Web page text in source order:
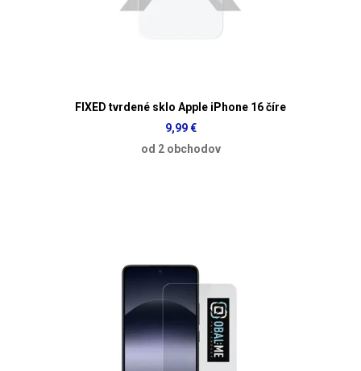
FIXED tvrdené sklo Apple iPhone 16 číre
9,99 €
od 2 obchodov